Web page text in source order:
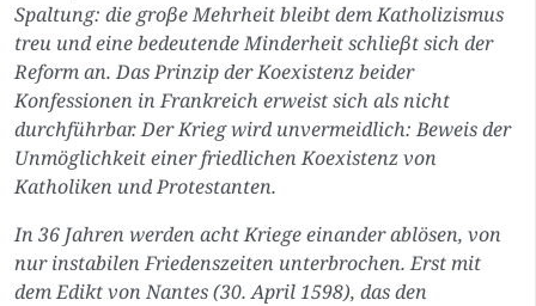
Spaltung: die groβe Mehrheit bleibt dem Katholizismus
treu und eine bedeutende Minderheit schlieβt sich der
Reform an. Das Prinzip der Koexistenz beider
Konfessionen in Frankreich erweist sich als nicht
durchführbar. Der Krieg wird unvermeidlich: Beweis der
Unmöglichkeit einer friedlichen Koexistenz von
Katholiken und Protestanten.
In 36 Jahren werden acht Kriege einander ablösen, von
nur instabilen Friedenszeiten unterbrochen. Erst mit
dem Edikt von Nantes (30. April 1598), das den